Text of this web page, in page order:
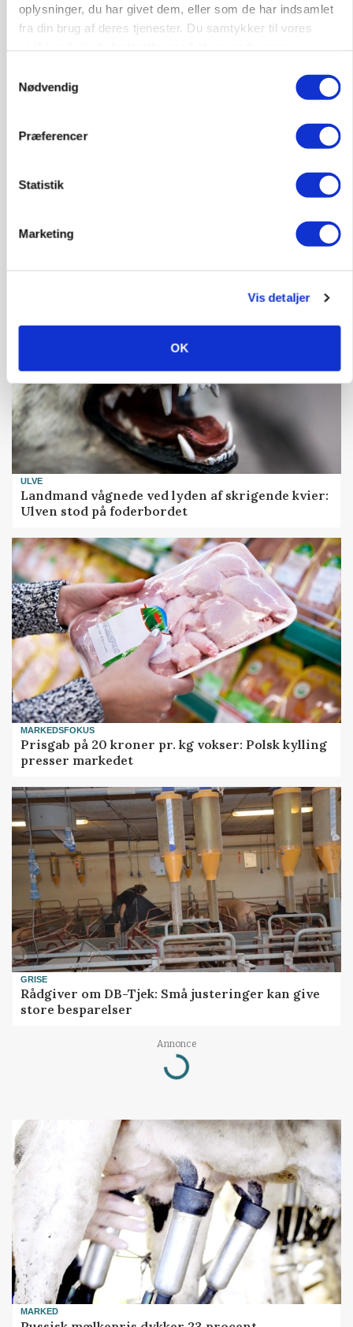
oplysninger, du har givet dem, eller som de har indsamlet
fra din brug af deres tjenester. Du samtykker til vores
Nødvendig
Præferencer
Statistik
Marketing
Vis detaljer
OK
Kalvepasser til ejendom i udvikling søges
Kalve
6392, Bolderslev 03. aug.
9670, Løgstør 03. aug.
ULVE
Landmand vågnede ved lyden af skrigende kvier:
Ulven stod på foderbordet
MARKEDSFOKUS
Prisgab på 20 kroner pr. kg vokser: Polsk kylling
presser markedet
GRISE
Rådgiver om DB-Tjek: Små justeringer kan give
store besparelser
Annonce
Loading...
MARKED